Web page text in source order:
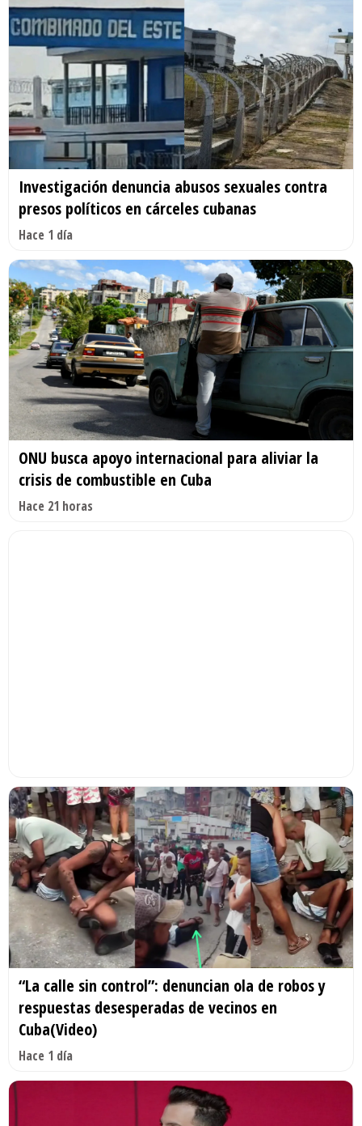
Investigación denuncia abusos sexuales contra
presos políticos en cárceles cubanas
Hace 1 día
ONU busca apoyo internacional para aliviar la
crisis de combustible en Cuba
Hace 21 horas
“La calle sin control”: denuncian ola de robos y
respuestas desesperadas de vecinos en
Cuba(Video)
Hace 1 día